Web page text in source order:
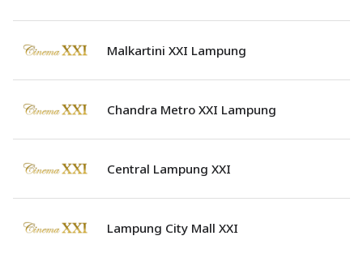
Malkartini XXI Lampung
Chandra Metro XXI Lampung
Central Lampung XXI
Lampung City Mall XXI